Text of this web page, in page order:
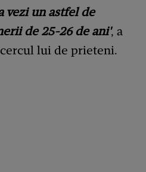
vezi un astfel de
de 25-26 de ani', a
lui de prieteni.